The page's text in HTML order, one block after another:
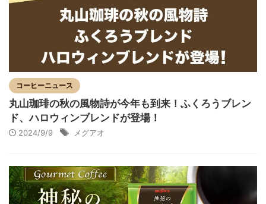
コーヒーニュース
丸山珈琲の秋の風物詩が今年も到来！ふくろうブレン
ド、ハロウィンブレンドが登場！
2024/9/9 メグアオ